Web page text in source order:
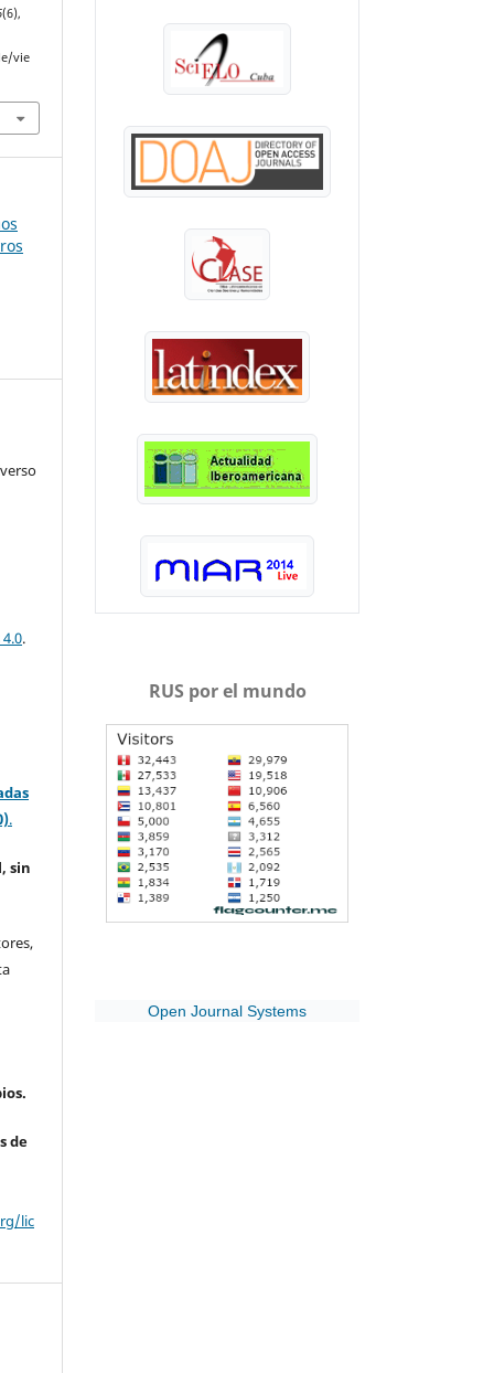
(6),
vie
.
.
sin
de
lic
RUS por el mundo
Open Journal Systems